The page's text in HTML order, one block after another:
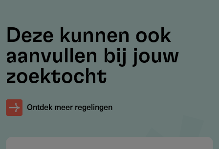
korte animatiefilms
Producenten met (bij voorkeur) ervaring in
animatieproducties
Scenaristen met aantoonbare ervaring in drama en/of
Deze kunnen ook
aanvullen bij jouw
zoektocht
Ontdek meer regelingen